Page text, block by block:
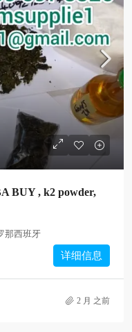
BUY , k2 powder,
那西班牙
详细信息
2 月 之前